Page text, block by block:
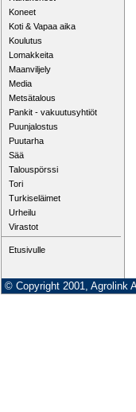
Koneet
Koti & Vapaa aika
Koulutus
Lomakkeita
Maanviljely
Media
Metsätalous
Pankit - vakuutusyhtiöt
Puunjalostus
Puutarha
Sää
Talouspörssi
Tori
Turkiseläimet
Urheilu
Virastot
Etusivulle
© Copyright 2001, Agrolink